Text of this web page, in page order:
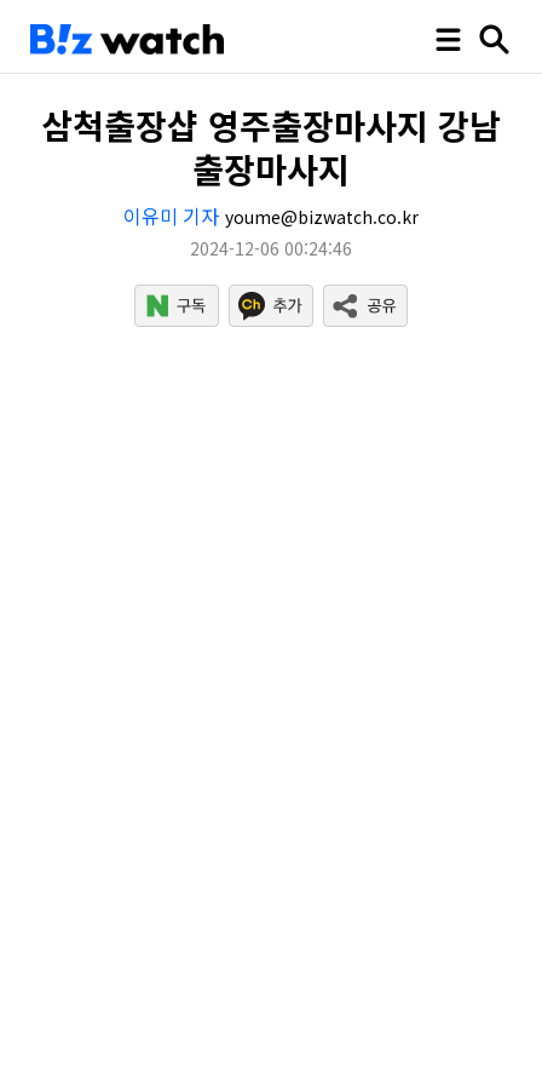
삼척출장샵 영주출장마사지 강남
출장마사지
이유미 기자 youme@bizwatch.co.kr
2024-12-06 00:24:46